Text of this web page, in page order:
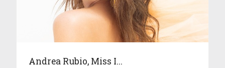
Andrea Rubio, Miss I...